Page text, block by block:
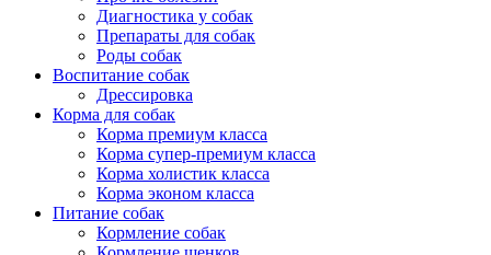
Диагностика у собак
Препараты для собак
Роды собак
Воспитание собак
Дрессировка
Корма для собак
Корма премиум класса
Корма супер-премиум класса
Корма холистик класса
Корма эконом класса
Питание собак
Кормление собак